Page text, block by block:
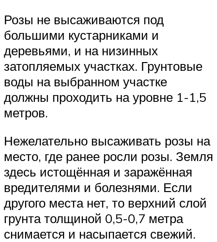
Розы не высаживаются под
большими кустарниками и
деревьями, и на низинных
затопляемых участках. Грунтовые
воды на выбранном участке
должны проходить на уровне 1-1,5
метров.
Нежелательно высаживать розы на
место, где ранее росли розы. Земля
здесь истощённая и заражённая
вредителями и болезнями. Если
другого места нет, то верхний слой
грунта толщиной 0,5-0,7 метра
снимается и насыпается свежий.